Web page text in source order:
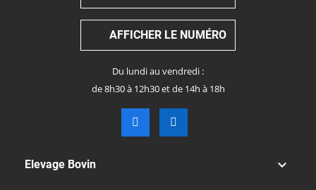
AFFICHER LE NUMÉRO
Du lundi au vendredi :
de 8h30 à 12h30 et de 14h à 18h
Elevage Bovin 